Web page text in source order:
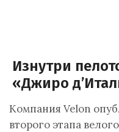
Изнутри
«Джиро
Компания Velon
второго этапа